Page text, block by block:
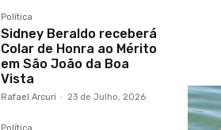
Política
Sidney Beraldo receberá
Colar de Honra ao Mérito
em São João da Boa
Vista
Rafael Arcuri - 23 de Julho, 2026